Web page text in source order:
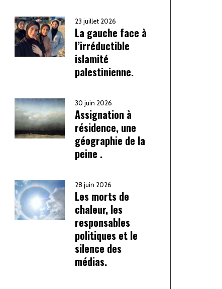
23 juillet 2026
La gauche face à
l’irréductible
islamité
palestinienne.
30 juin 2026
Assignation à
résidence, une
géographie de la
peine .
28 juin 2026
Les morts de
chaleur, les
responsables
politiques et le
silence des
médias.